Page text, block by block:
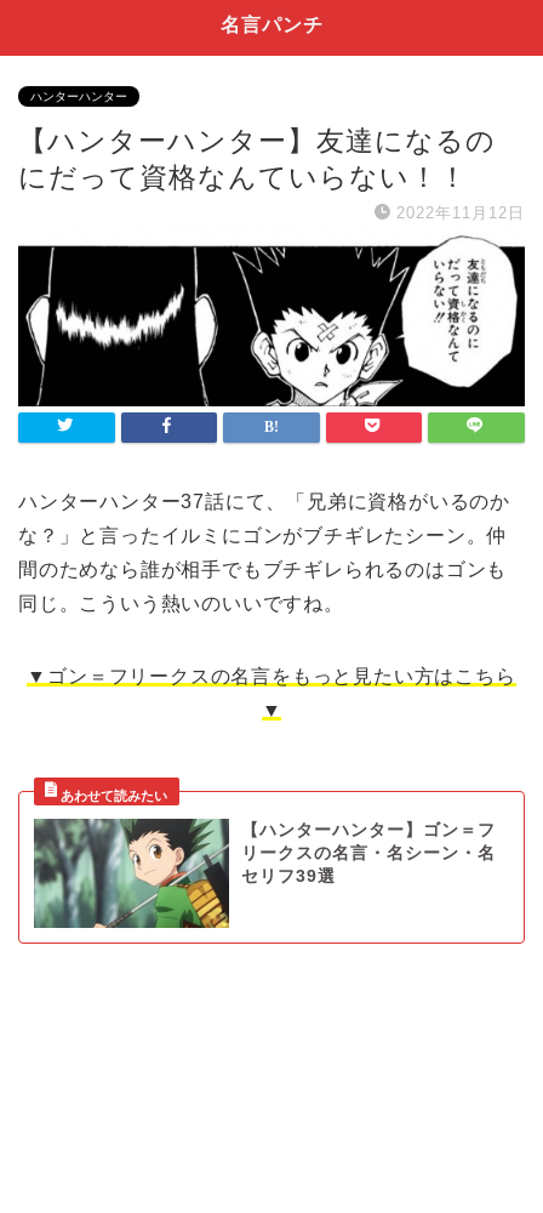
名言パンチ
ハンターハンター
【ハンターハンター】友達になるの
にだって資格なんていらない！！
2022年11月12日
ハンターハンター37話にて、「兄弟に資格がいるのか
な？」と言ったイルミにゴンがブチギレたシーン。仲
間のためなら誰が相手でもブチギレられるのはゴンも
同じ。こういう熱いのいいですね。
▼ゴン＝フリークスの名言をもっと見たい方はこちら
▼
【ハンターハンター】ゴン＝フ
リークスの名言・名シーン・名
セリフ39選